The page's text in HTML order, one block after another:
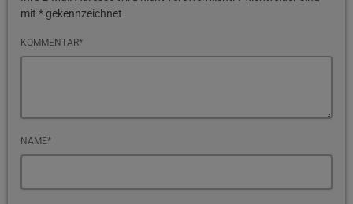
mit * gekennzeichnet
KOMMENTAR*
NAME*